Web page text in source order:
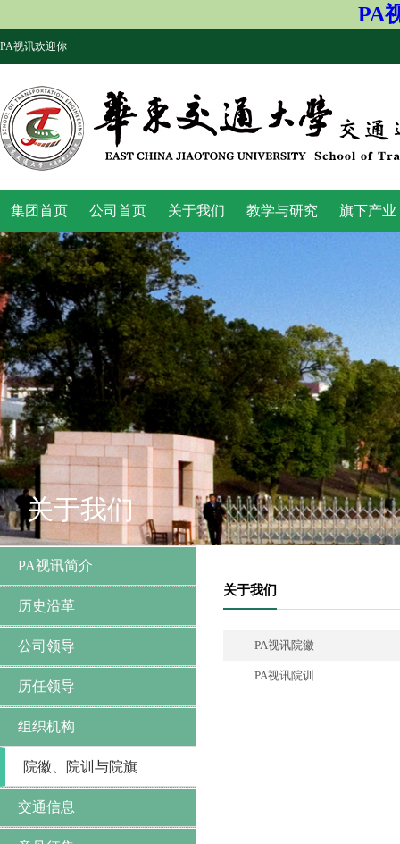
PA
PA视讯欢迎你
集团首页 公司首页 关于我们 教学与研究 旗下产业
关于我们
PA视讯简介
历史沿革
公司领导
历任领导
组织机构
院徽、院训与院旗
交通信息
关于我们
PA视讯院徽
PA视讯院训